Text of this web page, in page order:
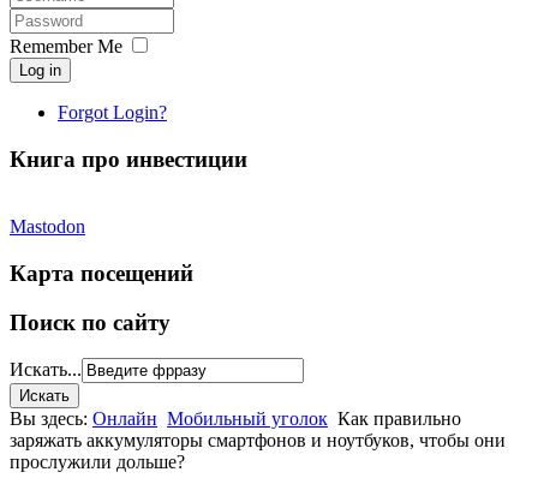
Remember Me
Log in
Forgot Login?
Книга про инвестиции
Mastodon
Карта посещений
Поиск по сайту
Искать...
Вы здесь: Онлайн Мобильный уголок Как правильно
заряжать аккумуляторы смартфонов и ноутбуков, чтобы они
прослужили дольше?